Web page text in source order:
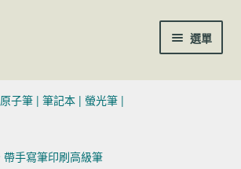
選單
原子筆| 筆記本| 螢光筆|
帶手寫筆印刷高級筆